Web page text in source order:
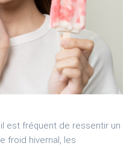
est fréquent de ressentir un
froid hivernal, les